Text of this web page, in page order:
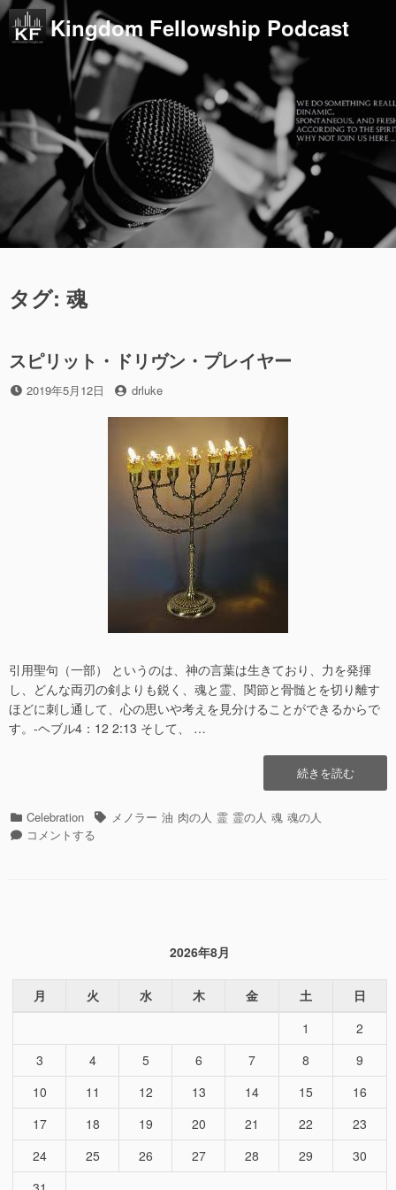
コ
ス
キ
ッ
Kingdom Fellowship Podcast
タグ: 魂
スピリット・ドリヴン・プレイヤー
投
2019年5月12日
投
drluke
引用聖句（一部） というのは、神の言葉は生きており、力を発揮
し、どんな両刃の剣よりも鋭く、魂と霊、関節と骨髄とを切り離す
ほどに刺し通して、心の思いや考えを見分けることができるからで
す。-ヘブル4：12 2:13 そして、 …
“ス
ピ
ッ
ヤ
ー”の
続きを読む
カ
テ
Celebration
タ
グ
メノラー 油 肉の人 霊 霊の人 魂 魂の人
ス
ン・
プ
レ
ヤ
ー
に
コメントする
2026年8月
月 火 水 木 金 土
日
1
2
3
4 5 6 7 8
9
10
11 12 13 14 15
16
17
18 19 20 21 22
23
24
25 26 27 28 29
30